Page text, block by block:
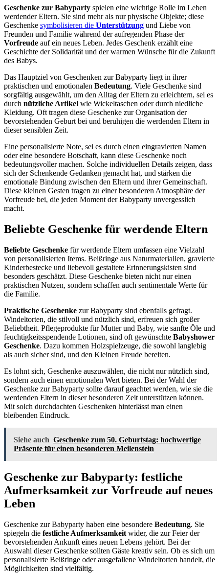
Geschenke zur Babyparty spielen eine wichtige Rolle im Leben
werdender Eltern. Sie sind mehr als nur physische Objekte; diese
Geschenke symbolisieren die Unterstützung und Liebe von
Freunden und Familie während der aufregenden Phase der
Vorfreude auf ein neues Leben. Jedes Geschenk erzählt eine
Geschichte der Solidarität und der warmen Wünsche für die Zukunft
des Babys.
Das Hauptziel von Geschenken zur Babyparty liegt in ihrer
praktischen und emotionalen Bedeutung. Viele Geschenke sind
sorgfältig ausgewählt, um den Alltag der Eltern zu erleichtern, sei es
durch nützliche Artikel wie Wickeltaschen oder durch niedliche
Kleidung. Oft tragen diese Geschenke zur Organisation der
bevorstehenden Geburt bei und beruhigen die werdenden Eltern in
dieser sensiblen Zeit.
Eine personalisierte Note, sei es durch einen eingravierten Namen
oder eine besondere Botschaft, kann diese Geschenke noch
bedeutungsvoller machen. Solche individuellen Details zeigen, dass
sich der Schenkende Gedanken gemacht hat, und stärken die
emotionale Bindung zwischen den Eltern und ihrer Gemeinschaft.
Diese kleinen Gesten tragen zu einer besonderen Atmosphäre der
Vorfreude bei, die jeden Moment der Babyparty unvergesslich
macht.
Beliebte Geschenke für werdende Eltern
Beliebte Geschenke für werdende Eltern umfassen eine Vielzahl
von personalisierten Items. Beißringe aus Naturmaterialien, gravierte
Kinderbestecke und liebevoll gestaltete Erinnerungskisten sind
besonders geschätzt. Diese Geschenke bieten nicht nur einen
praktischen Nutzen, sondern schaffen auch sentimentale Werte für
die Familie.
Praktische Geschenke zur Babyparty sind ebenfalls gefragt.
Windeltorten, die stilvoll und nützlich sind, erfreuen sich großer
Beliebtheit. Pflegeprodukte für Mutter und Baby, wie sanfte Öle und
feuchtigkeitsspendende Lotionen, sind oft gewünschte Babyshower
Geschenke. Dazu kommen Holzspielzeuge, die sowohl langlebig
als auch sicher sind, und den Kleinen Freude bereiten.
Es lohnt sich, Geschenke auszuwählen, die nicht nur nützlich sind,
sondern auch einen emotionalen Wert bieten. Bei der Wahl der
Geschenke zur Babyparty sollte darauf geachtet werden, wie sie die
werdenden Eltern in dieser besonderen Zeit unterstützen können.
Mit solch durchdachten Geschenken hinterlässt man einen
bleibenden Eindruck.
Siehe auch Geschenke zum 50. Geburtstag: hochwertige
Präsente für einen besonderen Meilenstein
Geschenke zur Babyparty: festliche
Aufmerksamkeit zur Vorfreude auf neues
Leben
Geschenke zur Babyparty haben eine besondere Bedeutung. Sie
spiegeln die festliche Aufmerksamkeit wider, die zur Feier der
bevorstehenden Ankunft eines neuen Lebens gehört. Bei der
Auswahl dieser Geschenke sollten Gäste kreativ sein. Ob es sich um
personalisierte Beißringe oder ausgefallene Windeltorten handelt, die
Möglichkeiten sind vielfältig.